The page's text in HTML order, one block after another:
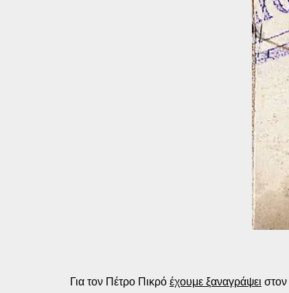
Για τον Πέτρο Πικρό έχουμε ξαναγράψει στον